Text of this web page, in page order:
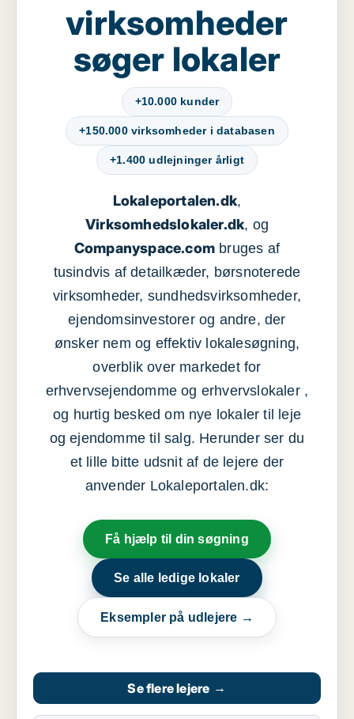
virksomheder
søger lokaler
+10.000 kunder
+150.000 virksomheder i databasen
+1.400 udlejninger årligt
Lokaleportalen.dk,
Virksomhedslokaler.dk, og
Companyspace.com bruges af
tusindvis af detailkæder, børsnoterede
virksomheder, sundhedsvirksomheder,
ejendomsinvestorer og andre, der
ønsker nem og effektiv lokalesøgning,
overblik over markedet for
erhvervsejendomme og erhvervslokaler ,
og hurtig besked om nye lokaler til leje
og ejendomme til salg. Herunder ser du
et lille bitte udsnit af de lejere der
anvender Lokaleportalen.dk:
Få hjælp til din søgning
Se alle ledige lokaler
Eksempler på udlejere →
Se flere lejere →